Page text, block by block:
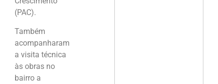
(PAC).
Também
acompanharam
a visita técnica
às obras no
bairro a